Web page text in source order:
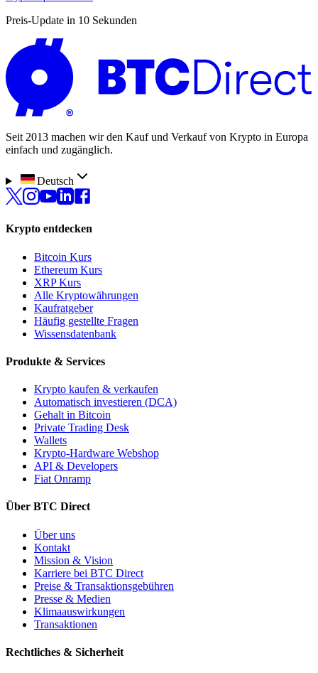
Preis-Update in 10 Sekunden
Seit 2013 machen wir den Kauf und Verkauf von Krypto in Europa
einfach und zugänglich.
Deutsch
Krypto entdecken
Bitcoin Kurs
Ethereum Kurs
XRP Kurs
Alle Kryptowährungen
Kaufratgeber
Häufig gestellte Fragen
Wissensdatenbank
Produkte & Services
Krypto kaufen & verkaufen
Automatisch investieren (DCA)
Gehalt in Bitcoin
Private Trading Desk
Wallets
Krypto-Hardware Webshop
API & Developers
Fiat Onramp
Über BTC Direct
Über uns
Kontakt
Mission & Vision
Karriere bei BTC Direct
Preise & Transaktionsgebühren
Presse & Medien
Klimaauswirkungen
Transaktionen
Rechtliches & Sicherheit